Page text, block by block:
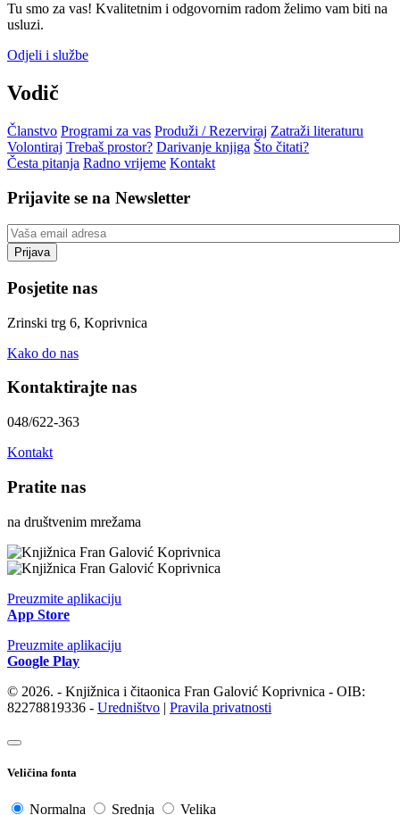
Tu smo za vas! Kvalitetnim i odgovornim radom želimo vam biti na
usluzi.
Odjeli i službe
Vodič
Članstvo Programi za vas Produži / Rezerviraj Zatraži literaturu
Volontiraj Trebaš prostor? Darivanje knjiga Što čitati?
Česta pitanja Radno vrijeme Kontakt
Prijavite se na Newsletter
Posjetite nas
Zrinski trg 6, Koprivnica
Kako do nas
Kontaktirajte nas
048/622-363
Kontakt
Pratite nas
na društvenim mrežama
Preuzmite aplikaciju
App Store
Preuzmite aplikaciju
Google Play
© 2026. - Knjižnica i čitaonica Fran Galović Koprivnica - OIB:
82278819336 - Uredništvo | Pravila privatnosti
Veličina fonta
Normalna Srednja Velika